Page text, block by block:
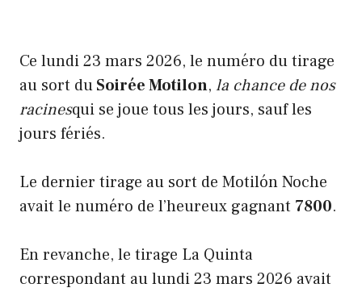
Ce lundi 23 mars 2026, le numéro du tirage
au sort duSoirée Motilon, la chance de nos
racinesqui se joue tous les jours, sauf les
jours fériés.
Le dernier tirage au sort de Motilón Noche
avait le numéro de l’heureux gagnant 7800.
En revanche, le tirage La Quinta
correspondant au lundi 23 mars 2026 avait